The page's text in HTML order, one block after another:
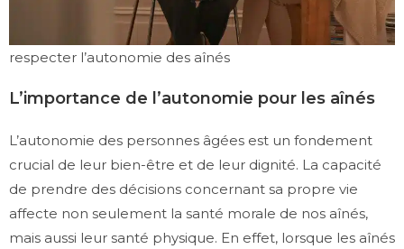
respecter l’autonomie des aînés
L’importance de l’autonomie pour les aînés
L’autonomie des personnes âgées est un fondement
crucial de leur bien-être et de leur dignité. La capacité
de prendre des décisions concernant sa propre vie
affecte non seulement la santé morale de nos aînés,
mais aussi leur santé physique. En effet, lorsque les aînés